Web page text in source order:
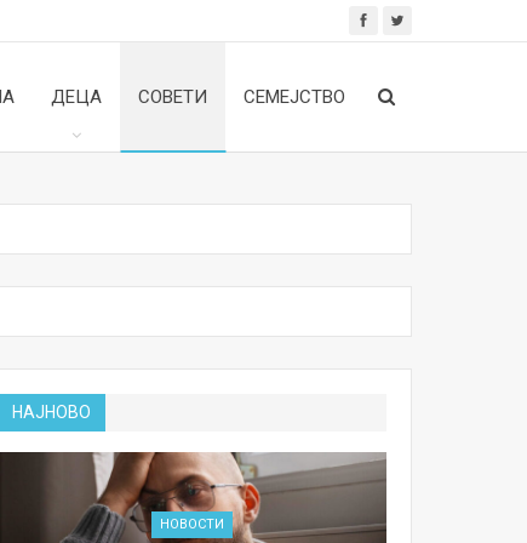
ДЕЦА СОВЕТИ СЕМЕЈСТВО
НАЈНОВО
НОВОСТИ